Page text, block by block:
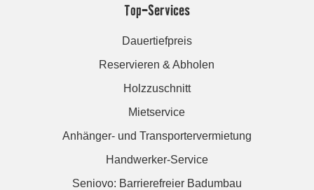
Top-Services
Dauertiefpreis
Reservieren & Abholen
Holzzuschnitt
Mietservice
Anhänger- und Transportervermietung
Handwerker-Service
Seniovo: Barrierefreier Badumbau